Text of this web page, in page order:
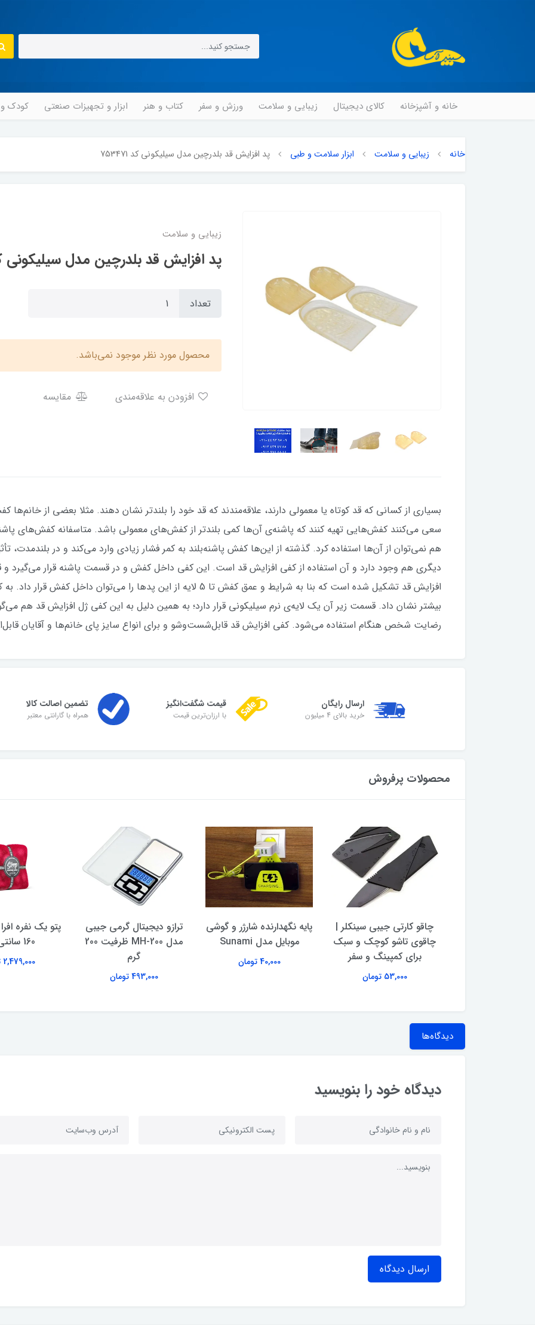
خانه و آشپزخانه کالای دیجیتال زیبایی و سلامت ورزش و سفر کتاب و هنر ابزار و تجهیزات صنعتی کودک و
خانه زیبایی و سلامت ابزار سلامت و طبی پد افزایش قد بلدرچین مدل سیلیکونی کد 753471
زیبایی و سلامت
پد افزایش قد بلدرچین مدل سیلیکونی کد
تعداد
محصول مورد نظر موجود نمی‌باشد.
مقایسه
بسیاری از کسانی که قد کوتاه یا معمولی دارند، علاقه‌مندند که قد خود را بلندتر نشان دهند. مثلا بعضی از
سعی می‌کنند کفش‌هایی تهیه کنند که پاشنه‌ی آن‌ها کمی بلندتر از کفش‌های معمولی باشد. متاسفانه کفش‌های
هم نمی‌توان از آن‌ها استفاده کرد. گذشته از این‌ها کفش پاشنه‌بلند به کمر فشار زیادی وارد می‌کند و در بلندمدت،
دیگری هم وجود دارد و آن استفاده از کفی افزایش قد است. این کفی داخل کفش و در قسمت پاشنه قرار می‌گیرد و
بیشتر نشان داد. قسمت زیر آن یک لایه‌ی نرم سیلیکونی قرار دارد؛ به همین دلیل به این کفی ژل افزایش قد هم
رضایت شخص هنگام استفاده می‌شود. کفی افزایش قد قابل‌شست‌وشو و برای انواع سایز پای خانم‌ها و آقایان
ارسال رایگان
خرید بالای 4 میلیون
قیمت شگفت‌انگیز
با ارزان‌ترین قیمت
تضمین اصالت کالا
همراه با گارانتی معتبر
محصولات پرفروش
چاقو کارتی جیبی سینکلر |
چاقوی تاشو کوچک و سبک
برای کمپینگ و سفر
53,000 تومان
پایه نگهدارنده شارژر و گوشی
موبایل مدل Sunami
40,000 تومان
ترازو دیجیتال گرمی جیبی
مدل MH-200 ظرفیت 200
گرم
493,000 تومان
160 سانتی متر
2,479,000 تومان
دیدگاه‌ها
دیدگاه خود را بنویسید
ارسال دیدگاه